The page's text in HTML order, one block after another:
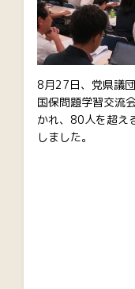
8月27日、党県議
国保問題学習交流
かれ、80人を超え
しました。